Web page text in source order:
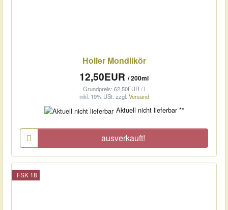
Holler Mondlikör
12,50EUR / 200ml
Grundpreis: 62,50EUR / l
inkl. 19% USt. zzgl. Versand
Aktuell nicht lieferbar **
ausverkauft!
FSK 18